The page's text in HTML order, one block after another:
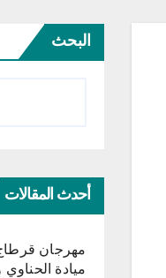
البحث
أحدث المقالات
ميادة